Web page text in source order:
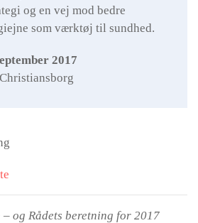
og en vej mod bedre
som værktøj til sundhed.
2017
– og Rådets beretning for 2017